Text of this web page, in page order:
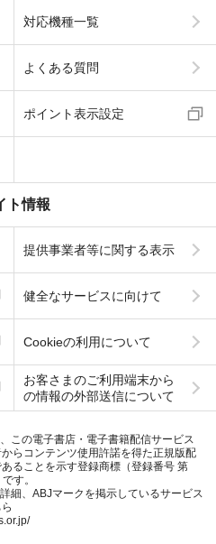
対応機種一覧
よくある質問
ポイント表示設定
ト情報
提供事業者等に関する表示
健全なサービスに向けて
Cookieの利用について
お客さまのご利用端末から
の情報の外部送信について
この電子書店・電子書籍配信サービス
らコンテンツ使用許諾を得た正規版配
ることを示す登録商標（登録番号 第
す。
細、ABJマークを掲示しているサービス